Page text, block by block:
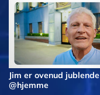
Jim er ovenud jublende
@hjemme